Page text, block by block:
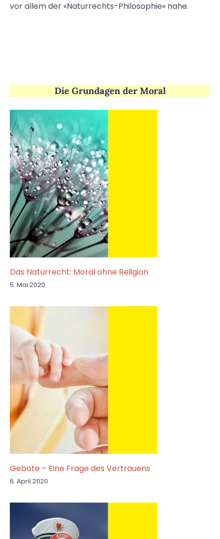
vor allem der «Naturrechts-Philosophie» nahe.
Die Grundagen der Moral
Das Naturrecht: Moral ohne Religion
5. Mai 2020
Gebote – Eine Frage des Vertrauens
6. April 2020